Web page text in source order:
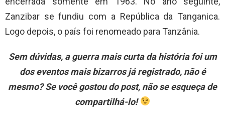
Zanzibar se fundiu com a República da Tanganica.
Logo depois, o país foi renomeado para Tanzânia.
Sem dúvidas, a guerra mais curta da história foi um
dos eventos mais bizarros já registrado, não é
mesmo? Se você gostou do post, não se esqueça de
compartilhá-lo!